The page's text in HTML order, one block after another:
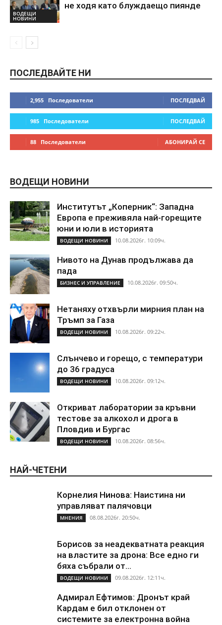
ВОДЕЩИ
НОВИНИ
не ходя като блуждаещо пиянде
ПОСЛЕДВАЙТЕ НИ
2,955 Последователи ПОСЛЕДВАЙ
985 Последователи ПОСЛЕДВАЙ
88 Последователи АБОНИРАЙ СЕ
ВОДЕЩИ НОВИНИ
Институтът „Коперник“: Западна
Европа е преживяла най-горещите
юни и юли в историята
ВОДЕЩИ НОВИНИ 10.08.2026г. 10:09ч.
Нивото на Дунав продължава да
пада
БИЗНЕС И УПРАВЛЕНИЕ 10.08.2026г. 09:50ч.
Нетаняху отхвърли мирния план на
Тръмп за Газа
ВОДЕЩИ НОВИНИ 10.08.2026г. 09:22ч.
Слънчево и горещо, с температури
до 36 градуса
ВОДЕЩИ НОВИНИ 10.08.2026г. 09:12ч.
Откриват лаборатории за кръвни
тестове за алкохол и дрога в
Пловдив и Бургас
ВОДЕЩИ НОВИНИ 10.08.2026г. 08:56ч.
НАЙ-ЧЕТЕНИ
Корнелия Нинова: Наистина ни
управляват палячовци
МНЕНИЯ 08.08.2026г. 20:50ч.
Борисов за неадекватната реакция
на властите за дрона: Все едно ги
бяха събрали от...
ВОДЕЩИ НОВИНИ 09.08.2026г. 12:11ч.
Адмирал Ефтимов: Дронът край
Кардам е бил отклонен от
системите за електронна война